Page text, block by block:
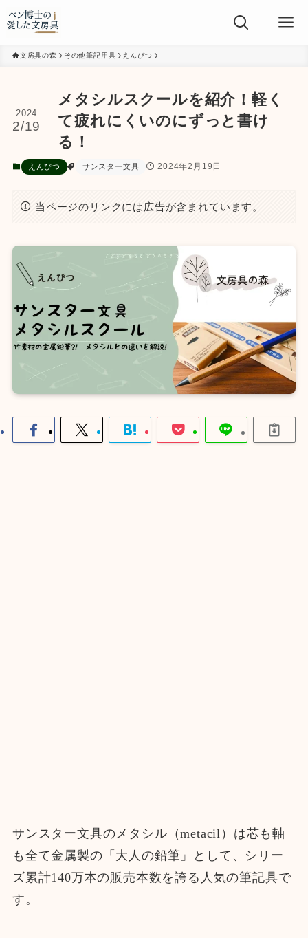
文房具の森 その他筆記用具 えんぴつ
メタシルスクールを紹介！軽く
て疲れにくいのにずっと書け
る！
2024
2/19
えんぴつ サンスター文具 2024年2月19日
当ページのリンクには広告が含まれています。
サンスター文具のメタシル（metacil）は芯も軸
も全て金属製の「大人の鉛筆」として、シリー
ズ累計140万本の販売本数を誇る人気の筆記具で
す。